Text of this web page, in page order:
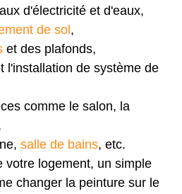
d'électricité et d'eaux,
de sol ,
et des plafonds,
l'installation de système de
comme le salon, la
salle de bains, etc.
votre logement, un simple
changer la peinture sur le